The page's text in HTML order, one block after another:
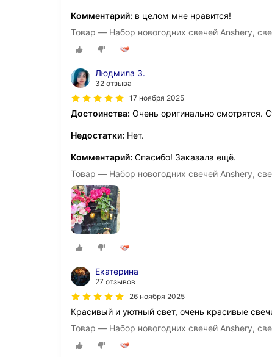
Комментарий: в целом мне нравится!
Товар — Набор новогодних свечей Anshery,
Людмила З.
32 отзыва
17 ноября 2025
Достоинства: Очень оригинально смотрятся.
Недостатки: Нет.
Комментарий: Спасибо! Заказала ещё.
Товар — Набор новогодних свечей Anshery,
Екатерина
27 отзывов
26 ноября 2025
Красивый и уютный свет, очень красивые
Товар — Набор новогодних свечей Anshery,